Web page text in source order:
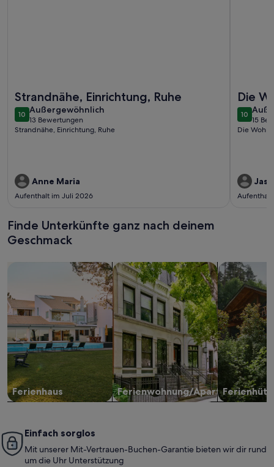
Strandnähe, Einrichtung, Ruhe
1010 von 10
Außergewöhnlich
außergewöhnlich
13 Bewertungen
(13
bewertungen)
Strandnähe, Einrichtung, Ruhe
Anne Maria
Aufenthalt im Juli 2026
Die
1010 von
15
(15
Die
Finde Unterkünfte ganz nach deinem
Geschmack
Ferienhaus
Suche nach Ferienhäusern
Ferienwohnung/Apartment
Suche nach Ferienwohnungen oder
Suche nach
Einfach sorglos
Mit unserer Mit-Vertrauen-Buchen-Garantie bieten wir dir rund
um die Uhr Unterstützung